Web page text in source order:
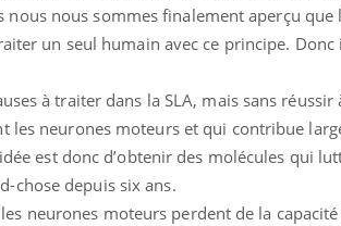
nous sommes finalement aperçu que
un seul humain avec ce principe.
à traiter dans la SLA, mais sans réussir
les neurones moteurs et qui contribue
est donc d’obtenir des molécules qui
chose depuis six ans.
neurones moteurs perdent de la